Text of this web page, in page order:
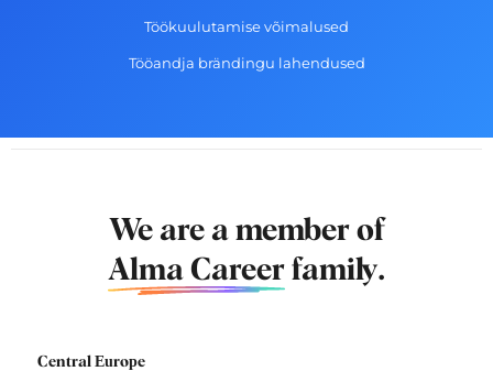
Töökuulutamise võimalused
Tööandja brändingu lahendused
We are a member of
Alma Career family.
Central Europe